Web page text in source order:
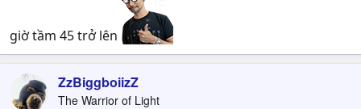
giờ tầm 45 trở lên
ZzBiggboiizZ
The Warrior of Light